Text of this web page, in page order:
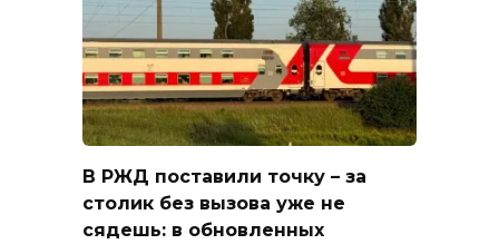
В РЖД поставили точку – за
столик без вызова уже не
сядешь: в обновленных